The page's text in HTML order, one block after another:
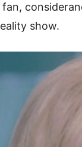
fan,
show.